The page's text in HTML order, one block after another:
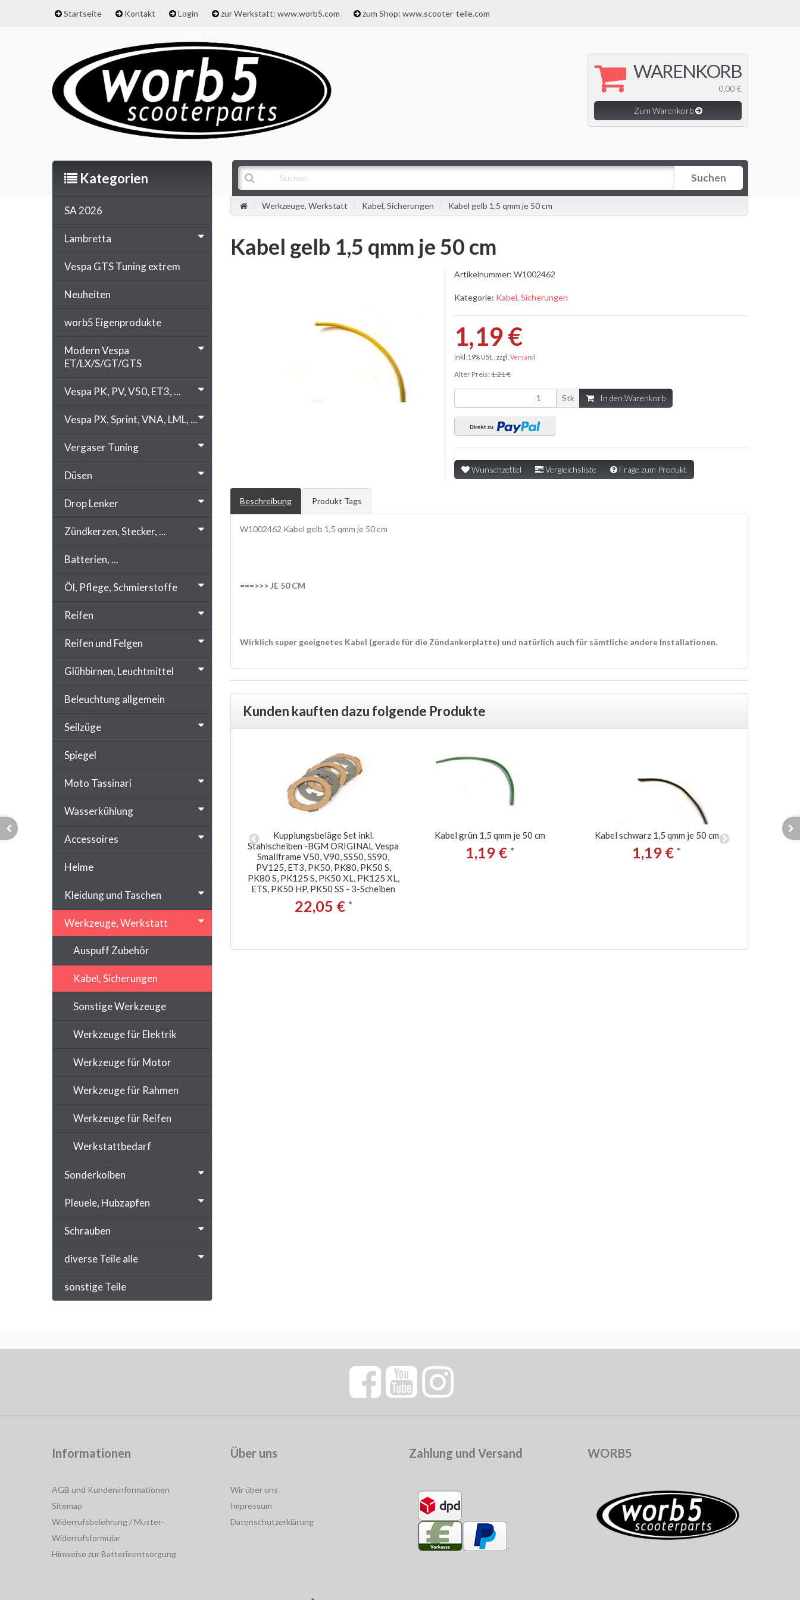
Startseite Kontakt Login zur Werkstatt: www.worb5.com zum Shop: www.scooter-teile.com
WARENKORB
0,00 €
Zum Warenkorb
Suchen
Werkzeuge, Werkstatt Kabel, Sicherungen Kabel gelb 1,5 qmm je 50 cm
Kabel gelb 1,5 qmm je 50 cm
Artikelnummer: W1002462
Kategorie: Kabel, Sicherungen
1,19 €
inkl. 19% USt. , zzgl. Versand
Alter Preis: 1,21 €
Stk In den Warenkorb
Wunschzettel Vergleichsliste Frage zum Produkt
Beschreibung Produkt Tags
W1002462 Kabel gelb 1,5 qmm je 50 cm
===>>> JE 50 CM
Wirklich super geeignetes Kabel (gerade für die Zündankerplatte) und natürlich auch für sämtliche andere Installationen.
Kunden kauften dazu folgende Produkte
versetzt
Kolbenclip 12mm Vespa V50, PK50
Kupplungsbeläge Set inkl.
Stahlscheiben -BGM ORIGINAL Vespa
Smallframe V50, V90, SS50, SS90,
PV125, ET3, PK50, PK80, PK50 S,
PK80 S, PK125 S, PK50 XL, PK125 XL,
ETS, PK50 HP, PK50 SS - 3-Scheiben
22,05 € *
Kabel grün 1,5 qmm je 50 cm
1,19 € *
Kabel schwarz 1,5 qmm je 50 cm
1,19 € *
Kabel
Kategorien
SA 2026
Lambretta
Vespa GTS Tuning extrem
Neuheiten
worb5 Eigenprodukte
Modern Vespa
ET/LX/S/GT/GTS
Vespa PK, PV, V50, ET3, ...
Vespa PX, Sprint, VNA, LML, ...
Vergaser Tuning
Düsen
Drop Lenker
Zündkerzen, Stecker, ...
Batterien, ...
Öl, Pflege, Schmierstoffe
Reifen
Reifen und Felgen
Glühbirnen, Leuchtmittel
Beleuchtung allgemein
Seilzüge
Spiegel
Moto Tassinari
Wasserkühlung
Accessoires
Helme
Kleidung und Taschen
Werkzeuge, Werkstatt
Auspuff Zubehör
Kabel, Sicherungen
Sonstige Werkzeuge
Werkzeuge für Elektrik
Werkzeuge für Motor
Werkzeuge für Rahmen
Werkzeuge für Reifen
Werkstattbedarf
Sonderkolben
Pleuele, Hubzapfen
Schrauben
diverse Teile alle
sonstige Teile
Informationen
AGB und Kundeninformationen
Sitemap
Widerrufsbelehrung / Muster-
Widerrufsformular
Hinweise zur Batterieentsorgung
Über uns
Wir über uns
Impressum
Datenschutzerklärung
Zahlung und Versand WORB5